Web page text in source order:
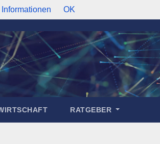
RATGEBER
Informationen OK